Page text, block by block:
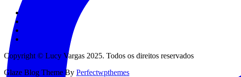
Copyright © Lucy Vargas 2025. Todos os direitos reservados
Glaze Blog Theme By Perfectwpthemes